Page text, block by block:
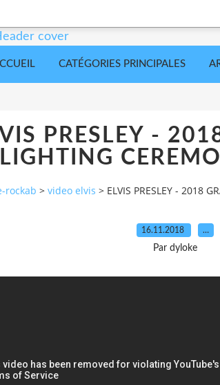
CATÉGORIES PRINCIPALES
PRESLEY -
LIGHTING
rockab > video elvis > ELVIS PRESLEY - 2018
16.11.2018 …
Par dyloke